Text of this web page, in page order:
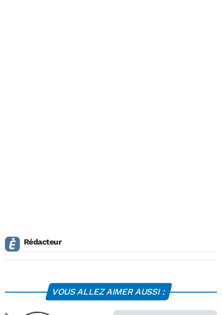
Rédacteur
VOUS ALLEZ AIMER AUSSI :